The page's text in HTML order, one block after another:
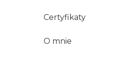
Certyfikaty
O mnie